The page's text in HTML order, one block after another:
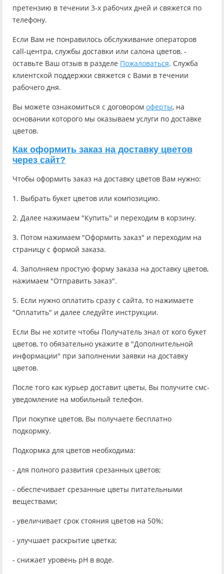
претензию в течении 3-х рабочих дней и свяжется по
телефону.
Если Вам не понравилось обслуживание операторов
call-центра, службы доставки или салона цветов, -
оставьте Ваш отзыв в разделе Пожаловаться. Служба
клиентской поддержки свяжется с Вами в течении
рабочего дня.
Вы можете ознакомиться с договором оферты, на
основании которого мы оказываем услуги по доставке
цветов.
Как оформить заказ на доставку цветов
через сайт?
Чтобы оформить заказ на доставку цветов Вам нужно:
1. Выбрать букет цветов или композицию.
2. Далее нажимаем "Купить" и переходим в корзину.
3. Потом нажимаем "Оформить заказ" и переходим на
страницу с формой заказа.
4. Заполняем простую форму заказа на доставку цветов,
нажимаем "Отправить заказ".
5. Если нужно оплатить сразу с сайта, то нажимаете
"Оплатить" и далее следуйте инструкции.
Если Вы не хотите чтобы Получатель знал от кого букет
цветов, то обязательно укажите в "Дополнительной
информации" при заполнении заявки на доставку
цветов.
После того как курьер доставит цветы, Вы получите смс-
уведомление на мобильный телефон.
При покупке цветов, Вы получаете бесплатно
подкормку.
Подкормка для цветов необходима:
- для полного развития срезанных цветов;
- обеспечивает срезанные цветы питательными
веществами;
- увеличивает срок стояния цветов на 50%;
- улучшает раскрытие цветка;
- снижает уровень рН в воде.